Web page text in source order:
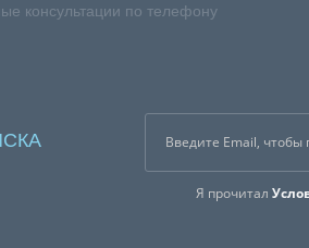
консультации по телефону
Я прочитал